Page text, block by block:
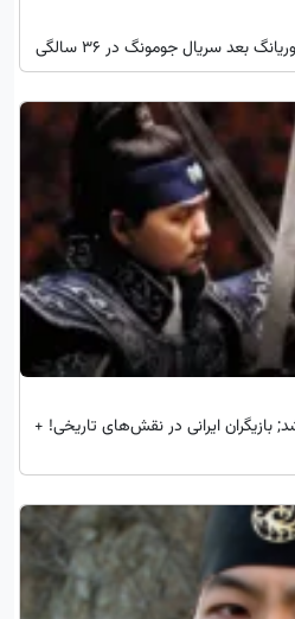
بعد سریال جومونگ در 36 سالگی
بازیگران ایرانی در نقش‌های تاریخی! +